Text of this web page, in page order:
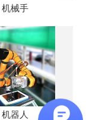
机械手
机器人